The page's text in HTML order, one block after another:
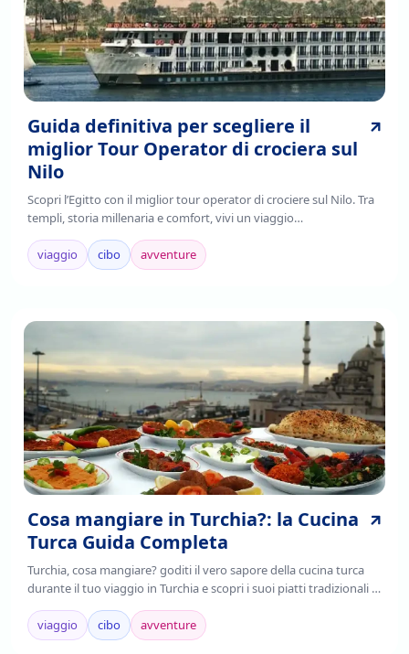
Guida definitiva per scegliere il
miglior Tour Operator di crociera sul
Nilo
Scopri l’Egitto con il miglior tour operator di crociere sul Nilo. Tra
templi, storia millenaria e comfort, vivi un viaggio
indimenticabile.Prenota ora!
viaggio
cibo avventure
Cosa mangiare in Turchia?: la Cucina
Turca Guida Completa
Turchia, cosa mangiare? goditi il vero sapore della cucina turca
durante il tuo viaggio in Turchia e scopri i suoi piatti tradizionali ,
è il frutto della fusione di tradizioni culinarie regionali,
mediterranee e asiatiche.
viaggio cibo avventure